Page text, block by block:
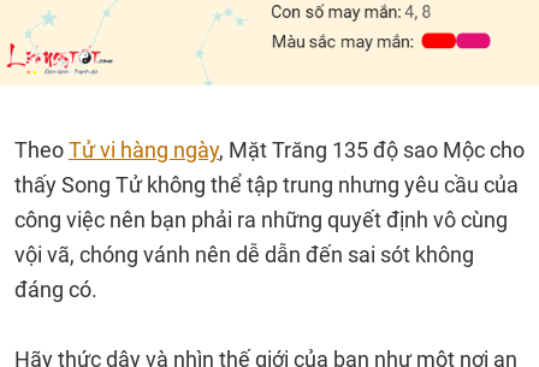
TheoTử vi hàng ngày, Mặt Trăng 135 độ sao Mộc cho
thấy Song Tử không thể tập trung nhưng yêu cầu của
công việc nên bạn phải ra những quyết định vô cùng
vội vã, chóng vánh nên dễ dẫn đến sai sót không
đáng có.
Hãy thức dậy và nhìn thế giới của bạn như một nơi an